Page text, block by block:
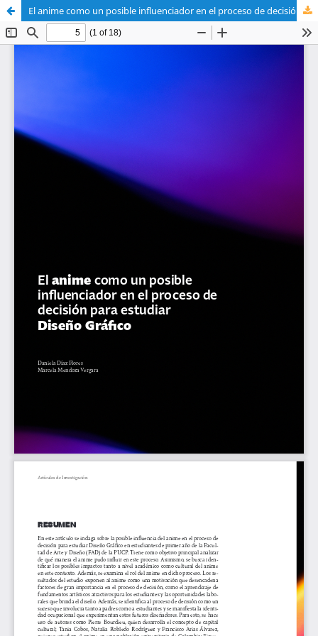
Sistema de
Bibliotecas
Departamento de
Arte y Diseño
El anime como un posible influenciador en el proceso de decisión para estudiar Diseño Gráfico